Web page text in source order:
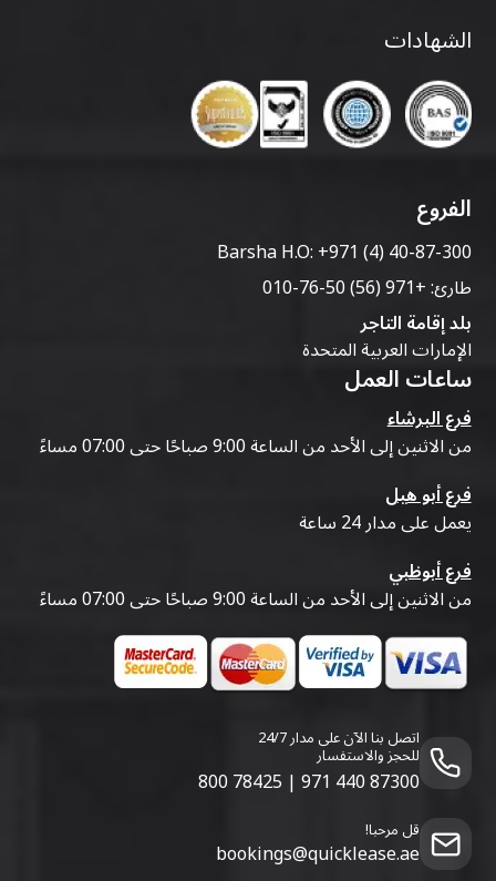
الشهادات
الفروع
Barsha H.O:+971 (4) 40-87-300
طارئ:+971 (56) 50-76-010
بلد إقامة التاجر
الإمارات العربية المتحدة
ساعات العمل
فرع البرشاء
من الاثنين إلى الأحد من الساعة 9:00 صباحًا حتى 07:00 مساءً
فرع أبو هيل
يعمل على مدار 24 ساعة
فرع أبوظبي
من الاثنين إلى الأحد من الساعة 9:00 صباحًا حتى 07:00 مساءً
اتصل بنا الآن على مدار 24/7
للحجز والاستفسار
800 78425 | 971 440 87300
قل مرحبا!
bookings@quicklease.ae